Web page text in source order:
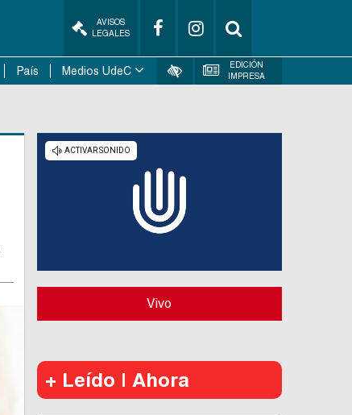
AVISOS
LEGALES
País Medios UdeC
EDICIÓN
IMPRESA
Vivo
+ Leído | Ahora